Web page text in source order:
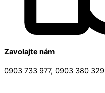
Zavolajte nám
0903 733 977, 0903 380 329